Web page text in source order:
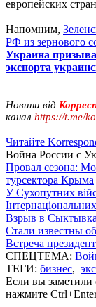
европейских
Напомним,
РФ из зернового
Украина
экспорта
Новини від
канал https://t.me/
Читайте
Война России с
Провал сезона:
турсектора Крыма
У Сухопутних
Взрыв в
Стали известны
Встреча
СПЕЦТЕМА:
ТЕГИ: бизнес,
Если вы заметили
нажмите